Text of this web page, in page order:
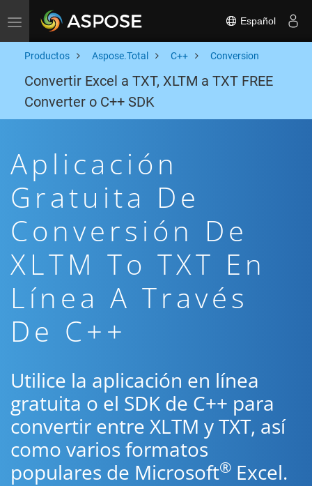
Toggle navigation Español
Productos Aspose.Total C++ Conversion
Convertir Excel a TXT, XLTM a TXT FREE
Converter o C++ SDK
Aplicación
Gratuita De
Conversión De
XLTM To TXT En
Línea A Través
De C++
Utilice la aplicación en línea
gratuita o el SDK de C++ para
convertir entre XLTM y TXT, así
como varios formatos
populares de Microsoft® Excel.